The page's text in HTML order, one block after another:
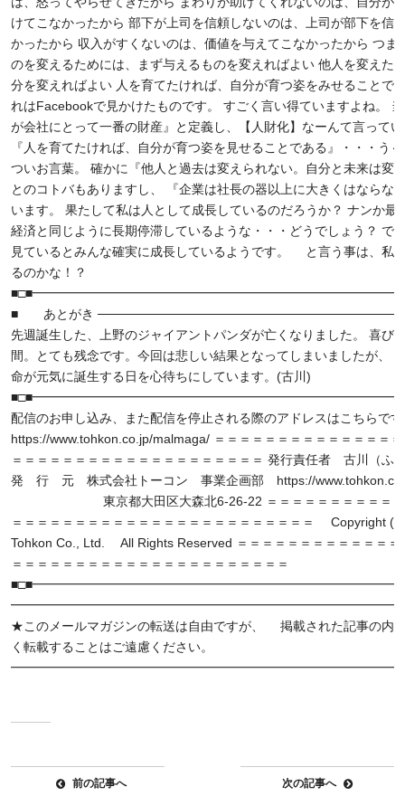
けてこなかったから 部下が上司を信頼しないのは、上司が部下を信
かったから 収入がすくないのは、価値を与えてこなかったから つま
のを変えるためには、まず与えるものを変えればよい 他人を変えた
分を変えればよい 人を育てたければ、自分が育つ姿をみせること
れはFacebookで見かけたものです。 すごく言い得ていますよね。
が会社にとって一番の財産』と定義し、【人財化】なーんて言って
『人を育てたければ、自分が育つ姿を見せることである』・・・う
ついお言葉。 確かに『他人と過去は変えられない。自分と未来は変
とのコトバもありますし、 『企業は社長の器以上に大きくはならな
います。 果たして私は人として成長しているのだろうか？ ナンか最
経済と同じように長期停滞しているような・・・どうでしょう？ で
見ているとみんな確実に成長しているようです。 と言う事は、私
るのかな！？
■ あとがき
先週誕生した、上野のジャイアントパンダが亡くなりました。 喜び
間。とても残念です。今回は悲しい結果となってしまいましたが、
命が元気に誕生する日を心待ちにしています。(古川)
配信のお申し込み、また配信を停止される際のアドレスはこちらで
https://www.tohkon.co.jp/malmaga/ ＝＝＝＝＝＝＝＝＝＝＝＝＝＝
＝＝＝＝＝＝＝＝＝＝＝＝＝＝＝＝＝＝＝＝ 発行責任者 古川（ふ
発 行 元 株式会社トーコン 事業企画部 https://
東京都大田区大森北6-26-22 ＝＝＝＝＝＝＝＝＝＝＝
＝＝＝＝＝＝＝＝＝＝＝＝＝＝＝＝＝＝＝＝＝＝＝＝ Copyright
Tohkon Co., Ltd. All Rights Reserved ＝＝＝＝＝＝＝＝＝＝＝＝＝
＝＝＝＝＝＝＝＝＝＝＝＝＝＝＝＝＝＝＝＝＝＝
★このメールマガジンの転送は自由ですが、 掲載された記事の内
く転載することはご遠慮ください。
前の記事へ 次の記事へ